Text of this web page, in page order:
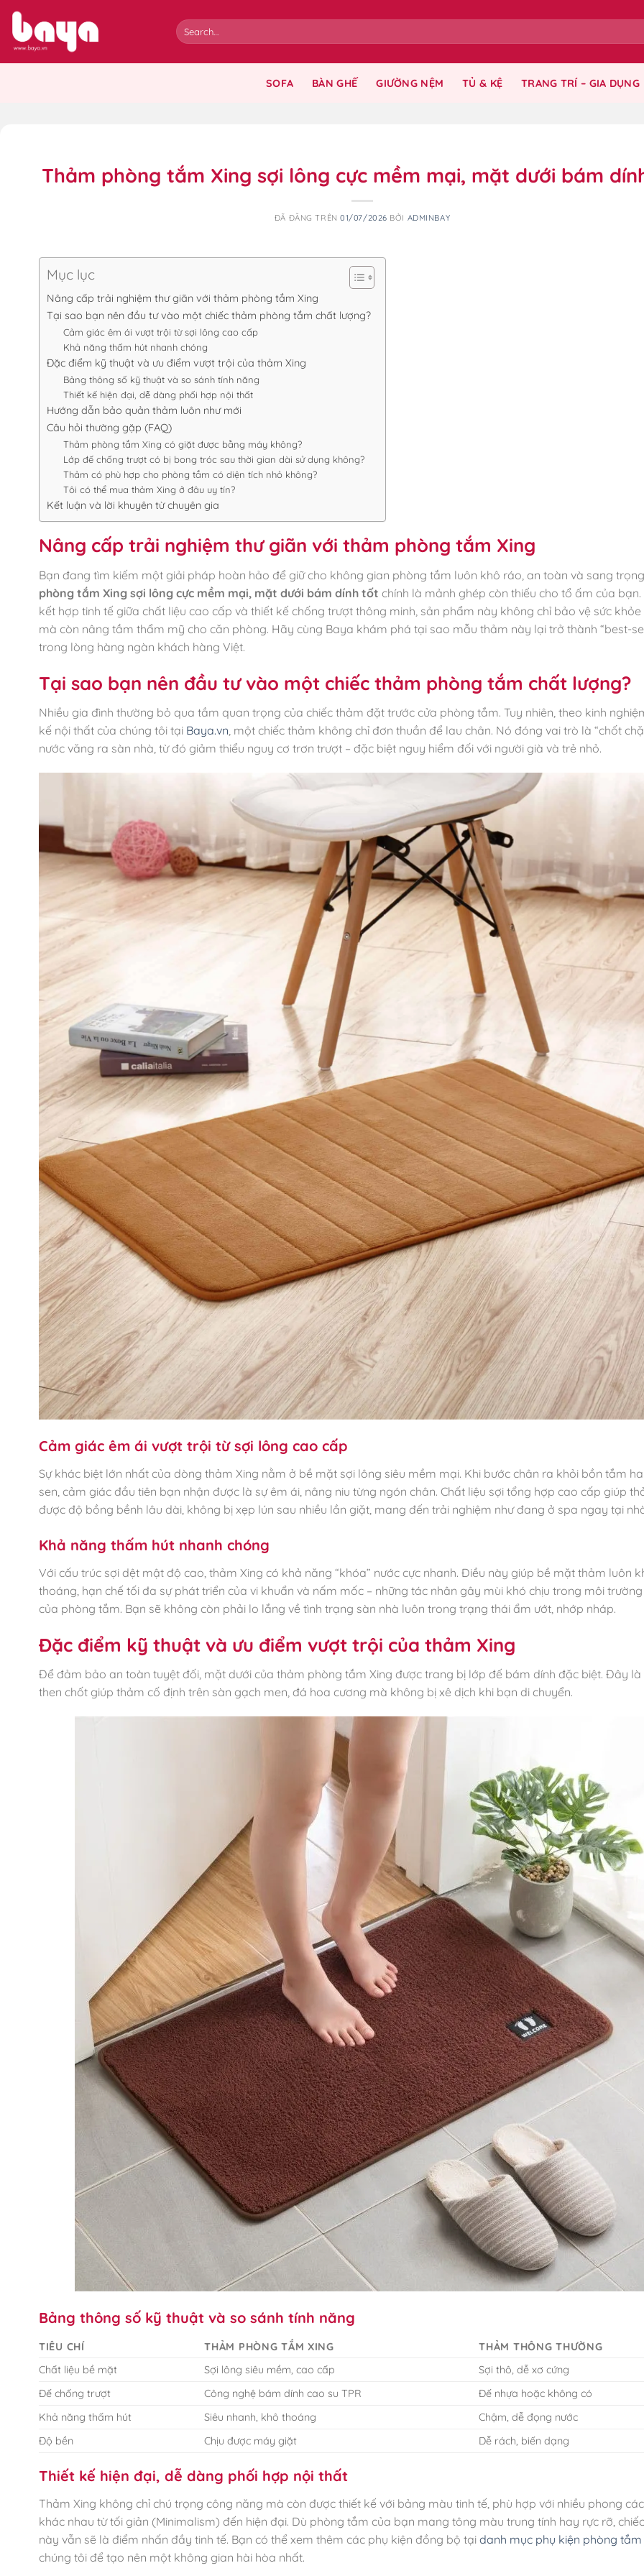
Chuyển
nội
dung
SOFA BÀN GHẾ GIƯỜNG NỆM TỦ & KỆ TRANG TRÍ – GIA DỤNG
Thảm phòng tắm Xing sợi lông cực mềm mại, mặt dưới bám
ĐÃ ĐĂNG TRÊN01/07/2026 BỞI ADMINBAY
Mục lục
Nâng cấp trải nghiệm thư giãn với thảm phòng tắm Xing
Tại sao bạn nên đầu tư vào một chiếc thảm phòng tắm chất lượng?
Cảm giác êm ái vượt trội từ sợi lông cao cấp
Khả năng thấm hút nhanh chóng
Đặc điểm kỹ thuật và ưu điểm vượt trội của thảm Xing
Bảng thông số kỹ thuật và so sánh tính năng
Thiết kế hiện đại, dễ dàng phối hợp nội thất
Hướng dẫn bảo quản thảm luôn như mới
Câu hỏi thường gặp (FAQ)
Thảm phòng tắm Xing có giặt được bằng máy không?
Lớp đế chống trượt có bị bong tróc sau thời gian dài sử dụng không?
Thảm có phù hợp cho phòng tắm có diện tích nhỏ không?
Tôi có thể mua thảm Xing ở đâu uy tín?
Kết luận và lời khuyên từ chuyên gia
Nâng cấp trải nghiệm thư giãn với thảm phòng tắm Xing
Bạn đang tìm kiếm một giải pháp hoàn hảo để giữ cho không gian phòng tắm luôn khô ráo, an toàn và sang
phòng tắm Xing sợi lông cực mềm mại, mặt dưới bám dính tốt chính là mảnh ghép còn thiếu cho tổ ấm của bạn.
kết hợp tinh tế giữa chất liệu cao cấp và thiết kế chống trượt thông minh, sản phẩm này không chỉ bảo vệ sức khỏe
mà còn nâng tầm thẩm mỹ cho căn phòng. Hãy cùng Baya khám phá tại sao mẫu thảm này lại trở thành “best-
trong lòng hàng ngàn khách hàng Việt.
Tại sao bạn nên đầu tư vào một chiếc thảm phòng tắm chất lượng?
Nhiều gia đình thường bỏ qua tầm quan trọng của chiếc thảm đặt trước cửa phòng tắm. Tuy nhiên, theo kinh
kế nội thất của chúng tôi tại Baya.vn, một chiếc thảm không chỉ đơn thuần để lau chân. Nó đóng vai trò là “chốt
nước văng ra sàn nhà, từ đó giảm thiểu nguy cơ trơn trượt – đặc biệt nguy hiểm đối với người già và trẻ nhỏ.
Cảm giác êm ái vượt trội từ sợi lông cao cấp
Sự khác biệt lớn nhất của dòng thảm Xing nằm ở bề mặt sợi lông siêu mềm mại. Khi bước chân ra khỏi bồn tắm
sen, cảm giác đầu tiên bạn nhận được là sự êm ái, nâng niu từng ngón chân. Chất liệu sợi tổng hợp cao cấp giúp
được độ bồng bềnh lâu dài, không bị xẹp lún sau nhiều lần giặt, mang đến trải nghiệm như đang ở spa ngay tại
Khả năng thấm hút nhanh chóng
Với cấu trúc sợi dệt mật độ cao, thảm Xing có khả năng “khóa” nước cực nhanh. Điều này giúp bề mặt thảm luôn
thoáng, hạn chế tối đa sự phát triển của vi khuẩn và nấm mốc – những tác nhân gây mùi khó chịu trong môi
của phòng tắm. Bạn sẽ không còn phải lo lắng về tình trạng sàn nhà luôn trong trạng thái ẩm ướt, nhớp nháp.
Đặc điểm kỹ thuật và ưu điểm vượt trội của thảm Xing
Để đảm bảo an toàn tuyệt đối, mặt dưới của thảm phòng tắm Xing được trang bị lớp đế bám dính đặc biệt. Đây là
then chốt giúp thảm cố định trên sàn gạch men, đá hoa cương mà không bị xê dịch khi bạn di chuyển.
Bảng thông số kỹ thuật và so sánh tính năng
TIÊU CHÍ THẢM PHÒNG TẮM XING
THẢM THÔNG THƯỜNG
Chất liệu bề mặt
Sợi lông siêu mềm, cao cấp
Sợi thô, dễ xơ cứng
Đế chống trượt
Công nghệ bám dính cao su TPR
Đế nhựa hoặc không có
Khả năng thấm hút
Siêu nhanh, khô thoáng
Chậm, dễ đọng nước
Độ bền
Chịu được máy giặt Dễ rách, biến dạng
Thiết kế hiện đại, dễ dàng phối hợp nội thất
Thảm Xing không chỉ chú trọng công năng mà còn được thiết kế với bảng màu tinh tế, phù hợp với nhiều phong
khác nhau từ tối giản (Minimalism) đến hiện đại. Dù phòng tắm của bạn mang tông màu trung tính hay rực rỡ,
này vẫn sẽ là điểm nhấn đầy tinh tế. Bạn có thể xem thêm các phụ kiện đồng bộ tại danh mục phụ kiện phòng tắm
chúng tôi để tạo nên một không gian hài hòa nhất.